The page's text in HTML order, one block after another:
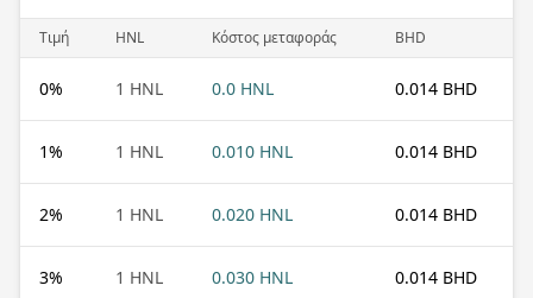
Τιμή HNL Κόστος μεταφοράς BHD
0% 1 HNL 0.0 HNL 0.014 BHD
1% 1 HNL 0.010 HNL 0.014 BHD
2% 1 HNL 0.020 HNL 0.014 BHD
3% 1 HNL 0.030 HNL 0.014 BHD